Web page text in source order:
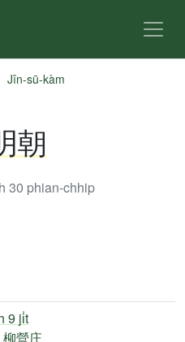
Jîn-sū-kàm
朝
30 phian-chhip
9 ji̍t
柳營庄